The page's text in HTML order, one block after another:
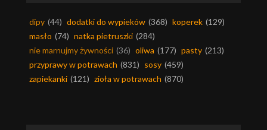
dipy (44) dodatki do wypieków (368) koperek (129)
masło (74) natka pietruszki (284)
nie marnujmy żywności (36) oliwa (177) pasty (213)
przyprawy w potrawach (831) sosy (459)
zapiekanki (121) zioła w potrawach (870)